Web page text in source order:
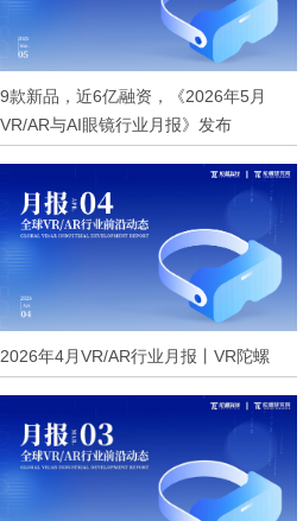
9款新品，近6亿融资，《2026年5月
VR/AR与AI眼镜行业月报》发布
2026年4月VR/AR行业月报丨VR陀螺